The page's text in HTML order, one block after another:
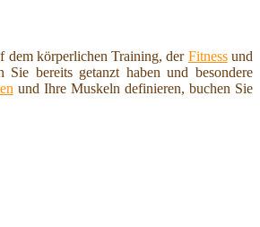
dem körperlichen Training, der Fitnessund
bereits getanzt haben und besondere
und Ihre Muskeln definieren, buchen Sie